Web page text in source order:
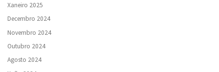
Xaneiro 2025
Decembro 2024
Novembro 2024
Outubro 2024
Agosto 2024